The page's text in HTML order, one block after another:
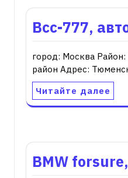
Всс-777,
город: Москва
район Адрес:
Читайте далее
BMW